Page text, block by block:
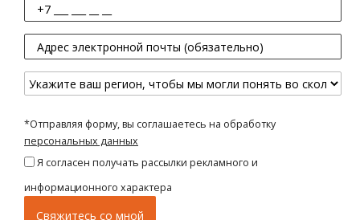
*Отправляя форму, вы соглашаетесь на обработку
персональных данных
Я согласен получать рассылки рекламного и
информационного характера